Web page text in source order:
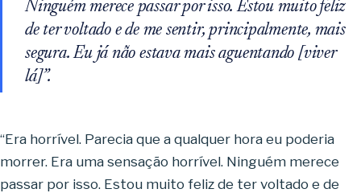
Ninguém merece passar por isso. Estou muito feliz
de ter voltado e de me sentir, principalmente, mais
segura. Eu já não estava mais aguentando [viver
lá]”.
“Era horrível. Parecia que a qualquer hora eu poderia
morrer. Era uma sensação horrível. Ninguém merece
passar por isso. Estou muito feliz de ter voltado e de